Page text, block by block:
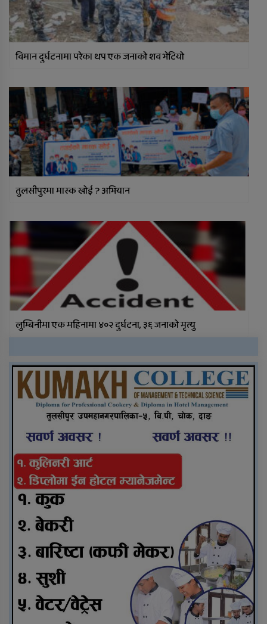
विमान दुर्घटनामा परेका थप एक जनाको शव भेटियो
तुलसीपुरमा मास्क खोई ? अभियान
लुम्बिनीमा एक महिनामा ४०२ दुर्घटना, ३६ जनाको मृत्यु